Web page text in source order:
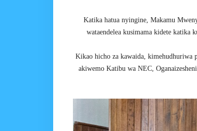
Katika hatua nyingine, Makamu
wataendelea kusimama kidete katika
Kikao hicho za kawaida, kimehudhuriwa
akiwemo Katibu wa NEC,